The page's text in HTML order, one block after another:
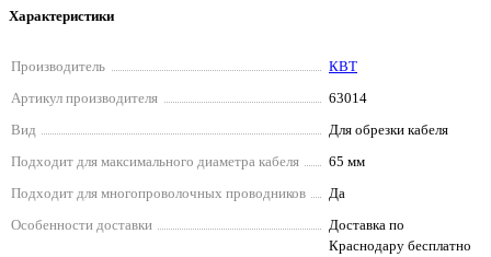
Характеристики
Производитель
КВТ
Артикул производителя
63014
Вид
Для обрезки кабеля
Подходит для максимального диаметра кабеля
65 мм
Подходит для многопроволочных проводников
Да
Особенности доставки
Доставка по
Краснодару бесплатно